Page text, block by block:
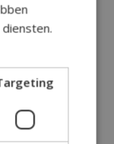
decoratie of
met It's a
gebruiken.
direct op !
om te
en